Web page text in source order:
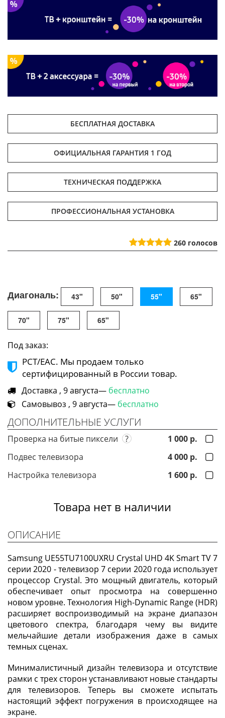
БЕСПЛАТНАЯ ДОСТАВКА
ОФИЦИАЛЬНАЯ ГАРАНТИЯ 1 ГОД
ТЕХНИЧЕСКАЯ ПОДДЕРЖКА
ПРОФЕССИОНАЛЬНАЯ УСТАНОВКА
260 голосов
Диагональ: 43" 50" 55" 65"
70" 75" 65"
Под заказ:
РСТ/ЕАС. Мы продаем только
сертифицированный в России товар.
Доставка , 9 августа— бесплатно
Самовывоз , 9 августа— бесплатно
ДОПОЛНИТЕЛЬНЫЕ УСЛУГИ
Проверка на битые пиксели ?
1 000 р.
Подвес телевизора
4 000 р.
Настройка телевизора
1 600 р.
Товара нет в наличии
ОПИСАНИЕ
Samsung UE55TU7100UXRU Crystal UHD 4K Smart TV 7
серии 2020 - телевизор 7 серии 2020 года использует
процессор Crystal. Это мощный двигатель, который
обеспечивает опыт просмотра на совершенно
новом уровне. Технология High-Dynamic Range (HDR)
расширяет воспроизводимый на экране диапазон
цветового спектра, благодаря чему вы видите
мельчайшие детали изображения даже в самых
темных сценах.
Минималистичный дизайн телевизора и отсутствие
рамки с трех сторон устанавливают новые стандарты
для телевизоров. Теперь вы сможете испытать
настоящий эффект погружения в происходящее на
экране.